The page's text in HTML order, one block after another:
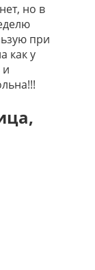
но в
при
как у